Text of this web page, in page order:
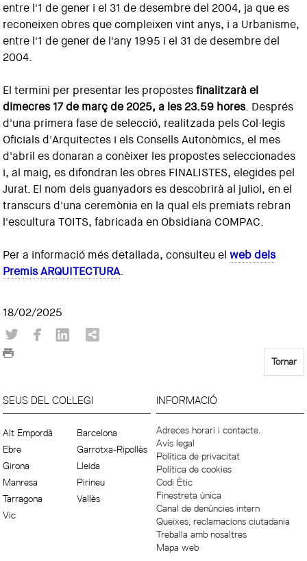
entre l'1 de gener i el 31 de desembre del 2004, ja que es
reconeixen obres que compleixen vint anys, i a Urbanisme,
entre l'1 de gener de l'any 1995 i el 31 de desembre del
2004.
El termini per presentar les propostesfinalitzarà el
dimecres 17 de març de 2025, a les 23.59 hores. Després
d'una primera fase de selecció, realitzada pels Col·legis
Oficials d'Arquitectes i els Consells Autonòmics, el mes
d'abril es donaran a conèixer les propostes seleccionades
i, al maig, es difondran les obres FINALISTES, elegides pel
Jurat. El nom dels guanyadors es descobrirà al juliol, en el
transcurs d'una ceremònia en la qual els premiats rebran
l'escultura TOITS, fabricada en Obsidiana COMPAC.
Per a informació més detallada, consulteu elweb dels
Premis ARQUITECTURA.
18/02/2025
Tornar
SEUS DEL COL·LEGI
Alt Empordà
Barcelona
Ebre
Garrotxa-Ripollès
Girona
Lleida
Manresa
Pirineu
Tarragona
Vallès
Vic
INFORMACIÓ
Adreces horari i contacte.
Avís legal
Política de privacitat
Política de cookies
Codi Ètic
Finestreta única
Canal de denúncies intern
Queixes, reclamacions ciutadania
Treballa amb nosaltres
Mapa web